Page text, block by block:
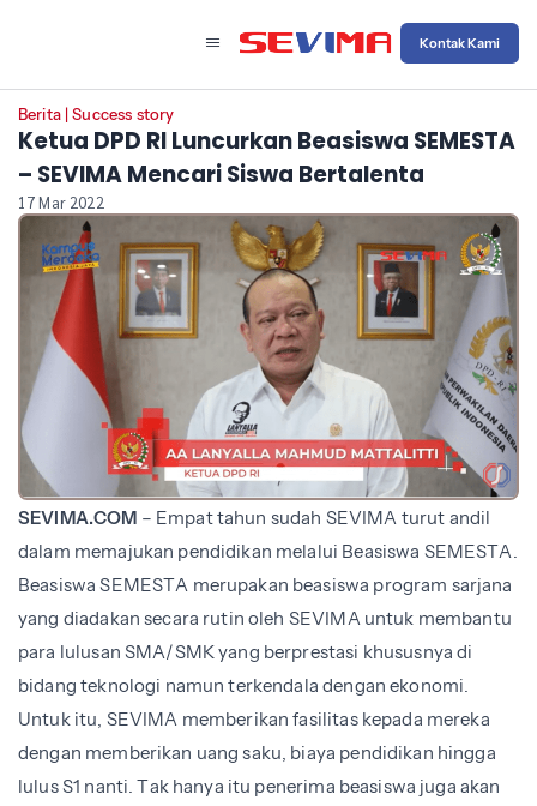
Kontak Kami
Berita|Success story
Ketua DPD RI Luncurkan Beasiswa SEMESTA
– SEVIMA Mencari Siswa Bertalenta
17 Mar 2022
SEVIMA.COM – Empat tahun sudah SEVIMA turut andil
dalam memajukan pendidikan melalui Beasiswa SEMESTA.
Beasiswa SEMESTA merupakan beasiswa program sarjana
yang diadakan secara rutin oleh SEVIMA untuk membantu
para lulusan SMA/SMK yang berprestasi khususnya di
bidang teknologi namun terkendala dengan ekonomi.
Untuk itu, SEVIMA memberikan fasilitas kepada mereka
dengan memberikan uang saku, biaya pendidikan hingga
lulus S1 nanti. Tak hanya itu penerima beasiswa juga akan